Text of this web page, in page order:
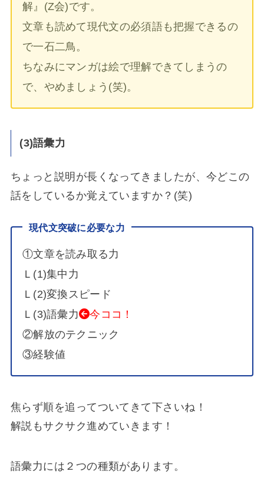
解』(Z会)です。
文章も読めて現代文の必須語も把握できるの
で一石二鳥。
ちなみにマンガは絵で理解できてしまうの
で、やめましょう(笑)。
(3)語彙力
ちょっと説明が長くなってきましたが、今どこの
話をしているか覚えていますか？(笑)
現代文突破に必要な力
①文章を読み取る力
Ｌ(1)集中力
Ｌ(2)変換スピード
Ｌ(3)語彙力
今ココ！
②解放のテクニック
③経験値
焦らず順を追ってついてきて下さいね！
解説もサクサク進めていきます！
語彙力には２つの種類があります。